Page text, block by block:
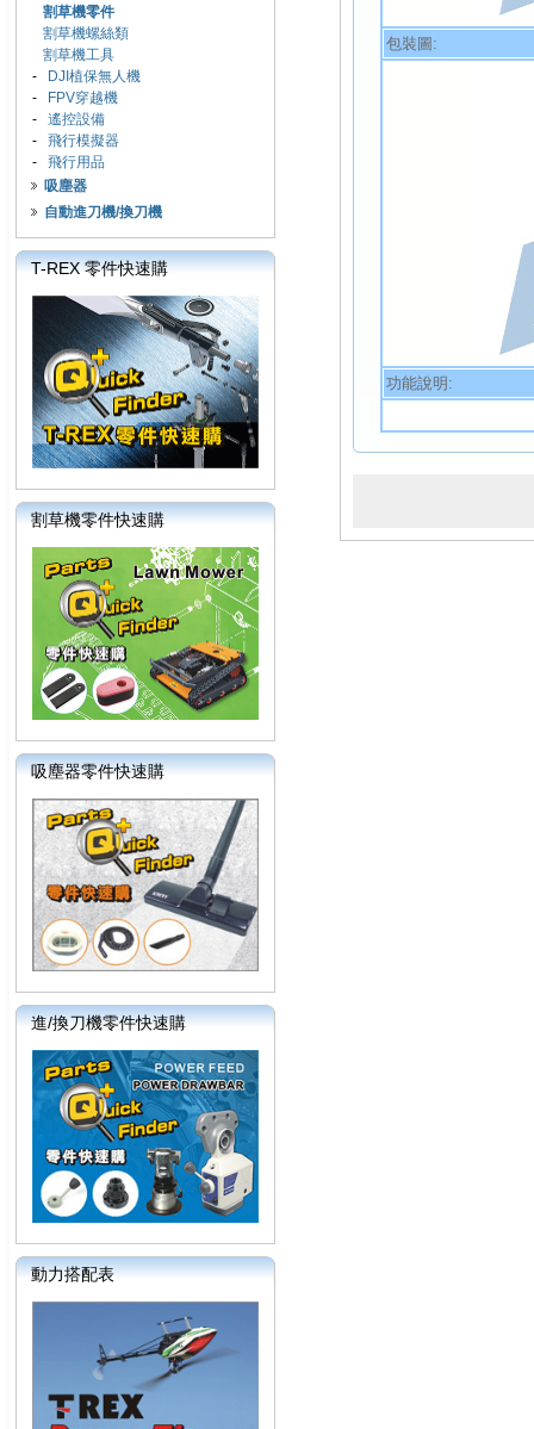
割草機零件
割草機螺絲類
割草機工具
-
DJI植保無人機
-
FPV穿越機
- 遙控設備
- 飛行模擬器
- 飛行用品
吸塵器
自動進刀機/換刀機
T-REX 零件快速購
割草機零件快速購
吸塵器零件快速購
進/換刀機零件快速購
動力搭配表
包裝圖:
功能說明: